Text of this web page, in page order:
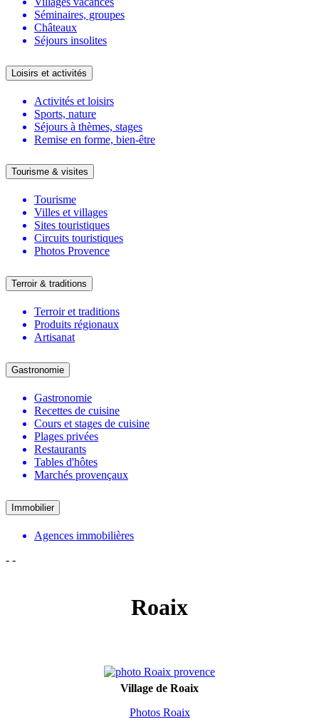
Séminaires, groupes
Châteaux
Séjours insolites
Loisirs et activités
Activités et loisirs
Sports, nature
Séjours à thèmes, stages
Remise en forme, bien-être
Tourisme & visites
Tourisme
Villes et villages
Sites touristiques
Circuits touristiques
Photos Provence
Terroir & traditions
Terroir et traditions
Produits régionaux
Artisanat
Gastronomie
Gastronomie
Recettes de cuisine
Cours et stages de cuisine
Plages privées
Restaurants
Tables d'hôtes
Marchés provençaux
Immobilier
Agences immobilières
- -
Roaix
Village de Roaix
Photos Roaix